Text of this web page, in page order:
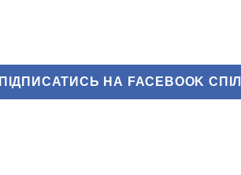
ПІДПИСАТИСЬ НА FACEBOOK